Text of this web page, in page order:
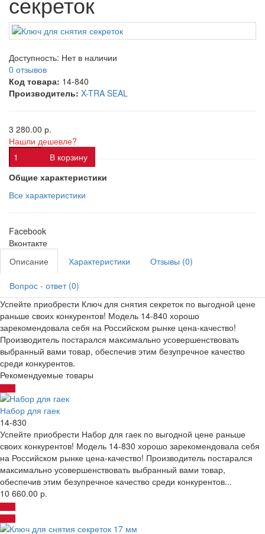
Доступность: Нет в наличии
0 отзывов
Код товара: 14-840
Производитель: X-TRA SEAL
3 280.00 р.
Нашли дешевле?
В корзину
Общие характеристики
Все характеристики
Facebook
Вконтакте
Описание
Характеристики Отзывы (0)
Вопрос - ответ (0)
Успейте приобрести Ключ для снятия секреток по выгодной цене
раньше своих конкурентов! Модель 14-840 хорошо
зарекомендовала себя на Российском рынке цена-качество!
Производитель постарался максимально усовершенствовать
выбранный вами товар, обеспечив этим безупречное качество
среди конкурентов.
Рекомендуемые товары
Набор для гаек
14-830
Успейте приобрести Набор для гаек по выгодной цене раньше
своих конкурентов! Модель 14-830 хорошо зарекомендовала себя
на Российском рынке цена-качество! Производитель постарался
максимально усовершенствовать выбранный вами товар,
обеспечив этим безупречное качество среди конкурентов...
10 660.00 р.